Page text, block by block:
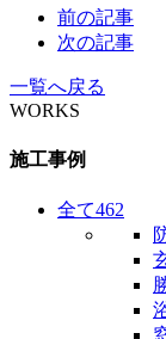
前の記事
次の記事
一覧へ戻る
WORKS
施工事例
全て462